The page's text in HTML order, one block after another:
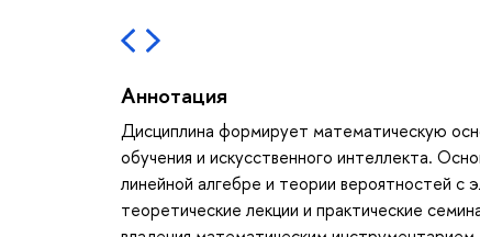
Аннотация
Дисциплина формирует математическую
обучения и искусственного интеллекта.
линейной алгебре и теории вероятностей с
теоретические лекции и практические